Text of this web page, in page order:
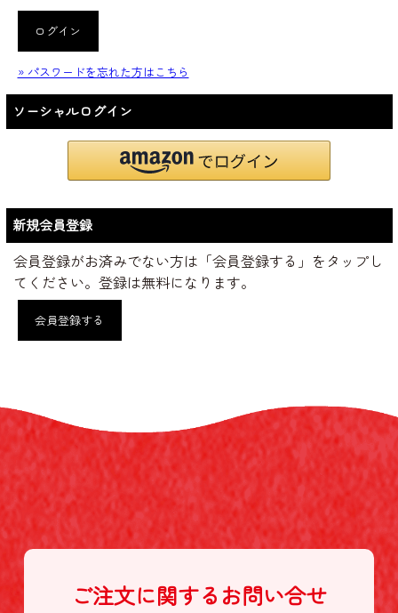
ログイン
» パスワードを忘れた方はこちら
ソーシャルログイン
新規会員登録
会員登録がお済みでない方は「会員登録する」をタップし
てください。登録は無料になります。
会員登録する
ご注文に関する お問い合せ